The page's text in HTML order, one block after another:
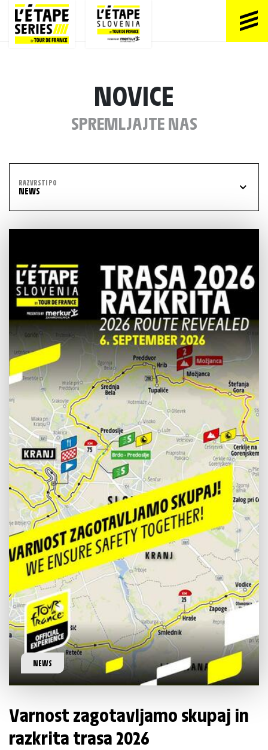
NOVICE
SPREMLJAJTE NAS
RAZVRSTI PO
NEWS
NEWS
Varnost zagotavljamo skupaj in
razkrita trasa 2026